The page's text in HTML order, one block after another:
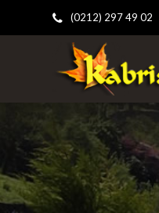
(0212) 297 49 02